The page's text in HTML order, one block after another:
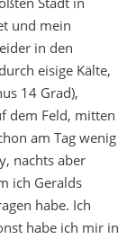
und mein
in den
eisige Kälte,
14 Grad),
dem Feld, mitten
am Tag wenig
nachts aber
ich Geralds
habe. Ich
habe ich mir in